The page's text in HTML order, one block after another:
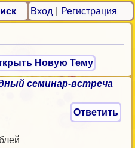
Вход Регистрация
Новую Тему
семинар-встреча
Ответить